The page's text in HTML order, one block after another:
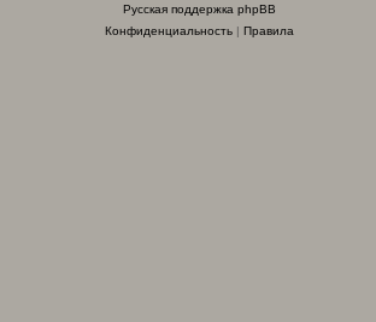
Русская поддержка phpBB
Конфиденциальность| Правила